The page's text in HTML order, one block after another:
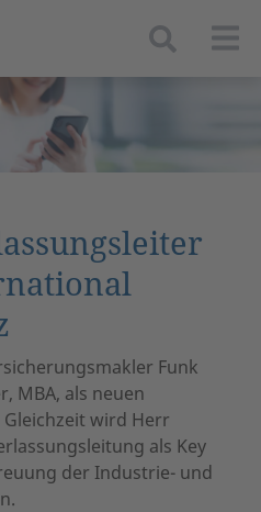
Funk
MBA, als neuen
wird Herr
als Key
der Industrie- und